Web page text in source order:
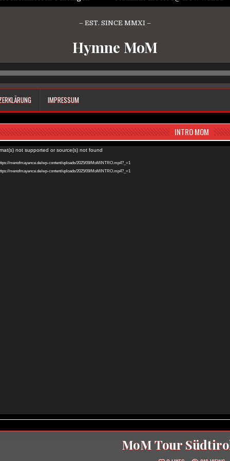
– EST. SINCE MMXI –
Hymne MoM
Player
IMPRESSUM
INTRO MOM
not supported or source(s) not found
menofmayence.de/wp-content/uploads/2025/09/MoMINTRO.mp4?_=1
menofmayence.de/wp-content/uploads/2025/09/MoMINTRO.mp4?_=1
MoM Tour